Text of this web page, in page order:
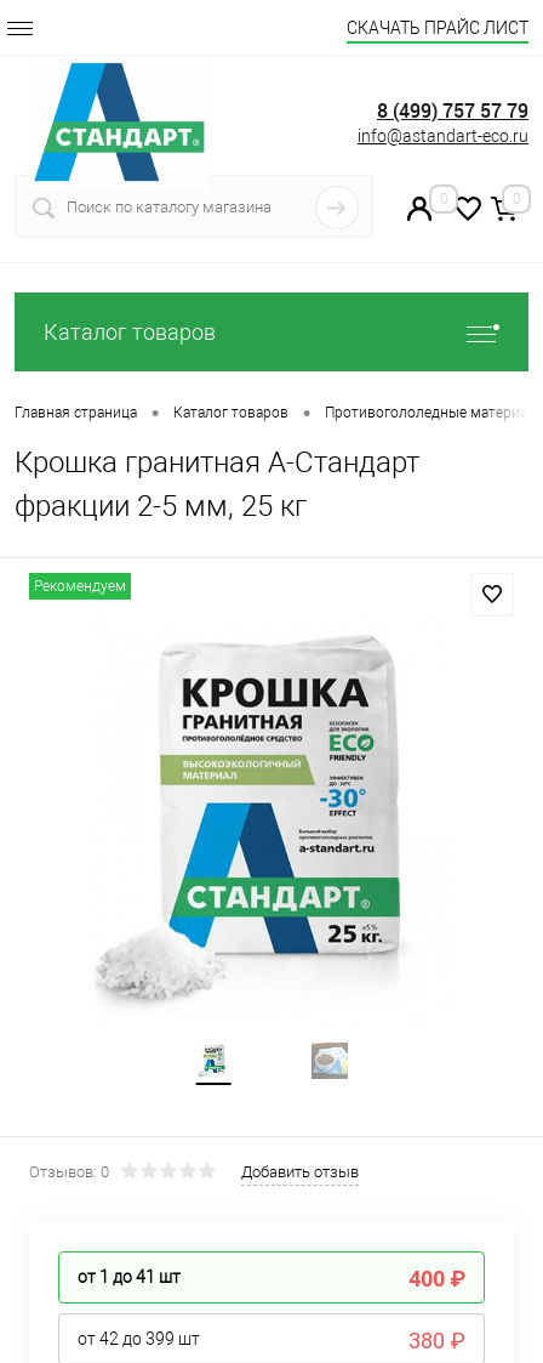
СКАЧАТЬ ПРАЙС ЛИСТ
8 (499) 757 57 79
info@astandart-eco.ru
0 0
Каталог товаров
Главная страница • Каталог товаров • Противогололедные
Крошка гранитная А-Стандарт
фракции 2-5 мм, 25 кг
Рекомендуем
Отзывов: 0 Добавить отзыв
от 1 до 41 шт 400 ₽
от 42 до 399 шт 380 ₽